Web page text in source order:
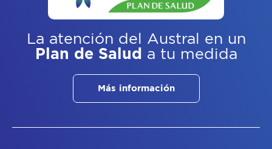
La atención del Austral
en un
Plan de Salud a tu medida
Más información